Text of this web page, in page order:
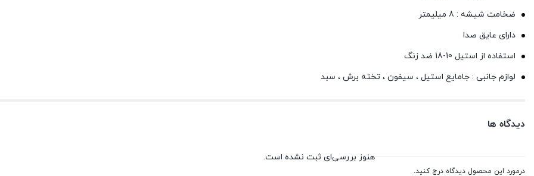
ضخامت شیشه : 8 میلیمتر
دارای عایق صدا
استفاده از استیل 10-18 ضد زنگ
لوازم جانبی : جامایع استیل ، سیفون ، تخته برش ، سبد
دیدگاه ها
درمورد این محصول دیدگاه درج کنید.
هنوز بررسی‌ای ثبت نشده است.